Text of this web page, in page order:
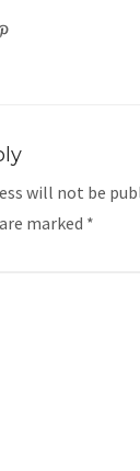
will not be
marked *